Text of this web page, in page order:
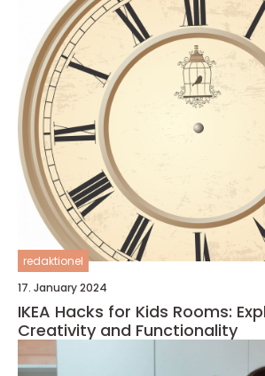
redaktionel
17. January 2024
IKEA Hacks for Kids Rooms:
Creativity and Functionality